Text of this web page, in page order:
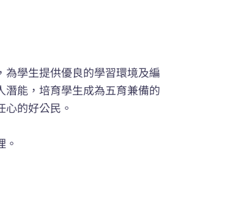
學生提供優良的學習環境及編
能，培育學生成為五育兼備的
的好公民。